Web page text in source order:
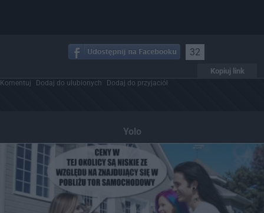
32
Kopiuj link
Komentuj Dodaj do ulubionych Dodaj do przyjaciół
Yolo